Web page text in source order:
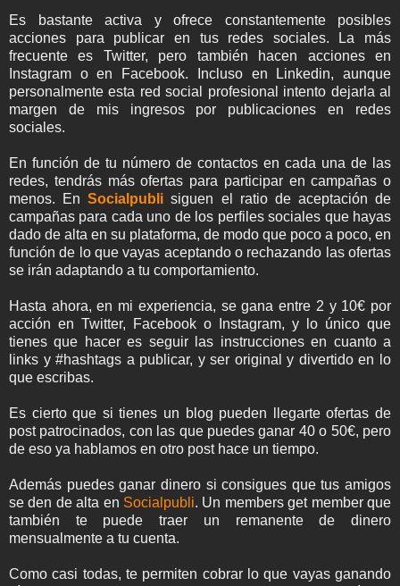
Es bastante activa y ofrece constantemente posibles
acciones para publicar en tus redes sociales. La más
frecuente es Twitter, pero también hacen acciones en
Instagram o en Facebook. Incluso en Linkedin, aunque
personalmente esta red social profesional intento dejarla al
margen de mis ingresos por publicaciones en redes
sociales.
En función de tu número de contactos en cada una de las
redes, tendrás más ofertas para participar en campañas o
menos. EnSocialpublisiguen el ratio de aceptación de
campañas para cada uno de los perfiles sociales que hayas
dado de alta en su plataforma, de modo que poco a poco, en
función de lo que vayas aceptando o rechazando las ofertas
se irán adaptando a tu comportamiento.
Hasta ahora, en mi experiencia, se gana entre 2 y 10€ por
acción en Twitter, Facebook o Instagram, y lo único que
tienes que hacer es seguir las instrucciones en cuanto a
links y #hashtags a publicar, y ser original y divertido en lo
que escribas.
Es cierto que si tienes un blog pueden llegarte ofertas de
post patrocinados, con las que puedes ganar 40 o 50€, pero
de eso ya hablamos en otro post hace un tiempo.
Además puedes ganar dinero si consigues que tus amigos
se den de alta en Socialpubli. Un members get member que
también te puede traer un remanente de dinero
mensualmente a tu cuenta.
Como casi todas, te permiten cobrar lo que vayas ganando